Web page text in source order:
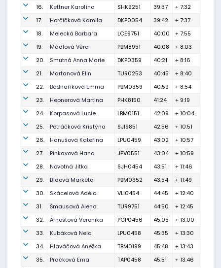
16.
Kettner Karolína SHK9251 39:37
+ 7:32
17.
Horčičková Kamila DKP0054 39:42
+ 7:37
18.
Melecká Barbara LCE9751 40:00
+ 7:55
19.
Mádlová Věra PBM8951 40:08
+ 8:03
20.
Smutná Anna Marie DKP0359 40:21
+ 8:16
21.
Martanová Elin TUR0253 40:45
+ 8:40
22.
Bednaříková Emma PBM0359 40:59
+ 8:54
23.
Hepnerová Martina PHK8150 41:24
+ 9:19
24.
Korpasová Lucie LBM0151 42:09
+ 10:04
25.
Petráčková Kristýna SJI9851 42:56
+ 10:51
26.
Hanušová Kateřina LPU0459 43:02
+ 10:57
27.
Pinkavová Hana JPV0551 43:04
+ 10:59
28.
Novotná Jitka SJH0454 43:51
+ 11:46
29.
Bídová Markéta PBM0352 43:54
+ 11:49
30.
Skácelová Adéla VLI0454 44:45
+ 12:40
31.
Šmausová Alena TUR9751 44:50
+ 12:45
32.
Arnoštová Veronika PGP0456 45:05
+ 13:00
33.
Kubáková Nela LPU0458 45:35
+ 13:30
34.
Hlaváčová Anežka TBM0199 45:48
+ 13:43
35.
Pračková Ema TAP0458 45:51
+ 13:46